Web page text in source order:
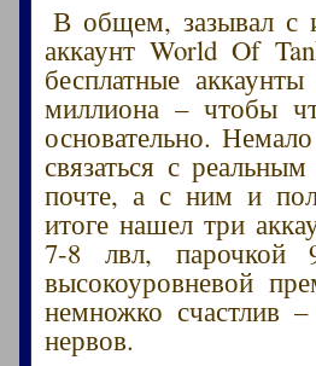
В общем, зазывал с
аккаунт World Of
бесплатные
миллиона – чтобы
основательно.
связаться с
почте, а с ним и
итоге нашел три
7-8 лвл,
высокоуровневой
немножко счастлив
нервов.